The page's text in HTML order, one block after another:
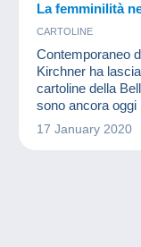
La femminilità
CARTOLINE
Contemporaneo
Kirchner ha
cartoline della
sono ancora oggi
17 January 2020